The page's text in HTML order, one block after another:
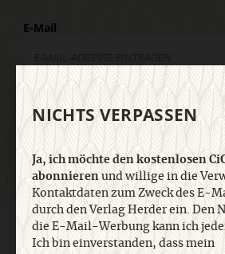
E-Mail
AGB und Widerrufsbelehrung
Impressum
NICHTS VERPASSEN
Ja, ich möchte den kostenlosen
abonnierenund willige in die
Kontaktdaten zum Zweck des E-
durch den Verlag Herder ein. Den
die E-Mail-Werbung kann ich
Ich bin einverstanden, dass mein